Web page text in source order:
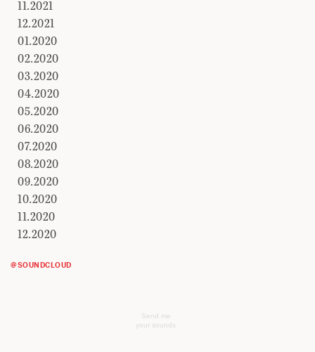
11.2021
12.2021
01.2020
02.2020
03.2020
04.2020
05.2020
06.2020
07.2020
08.2020
09.2020
10.2020
11.2020
12.2020
@SOUNDCLOUD
Send me
your sounds